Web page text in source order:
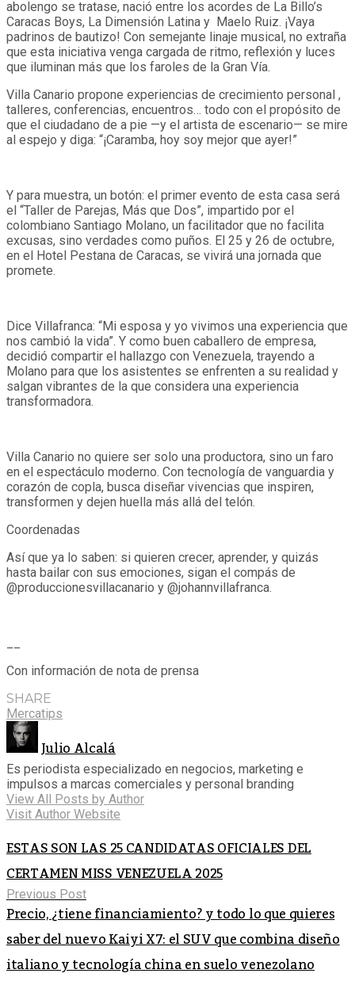
abolengo se tratase, nació entre los acordes de La Billo’s
Caracas Boys, La Dimensión Latina y Maelo Ruiz. ¡Vaya
padrinos de bautizo! Con semejante linaje musical, no extraña
que esta iniciativa venga cargada de ritmo, reflexión y luces
que iluminan más que los faroles de la Gran Vía.
Villa Canario propone experiencias de crecimiento personal ,
talleres, conferencias, encuentros… todo con el propósito de
que el ciudadano de a pie —y el artista de escenario— se mire
al espejo y diga: “¡Caramba, hoy soy mejor que ayer!”
Y para muestra, un botón: el primer evento de esta casa será
el “Taller de Parejas, Más que Dos”, impartido por el
colombiano Santiago Molano, un facilitador que no facilita
excusas, sino verdades como puños. El 25 y 26 de octubre,
en el Hotel Pestana de Caracas, se vivirá una jornada que
promete.
Dice Villafranca: “Mi esposa y yo vivimos una experiencia que
nos cambió la vida”. Y como buen caballero de empresa,
decidió compartir el hallazgo con Venezuela, trayendo a
Molano para que los asistentes se enfrenten a su realidad y
salgan vibrantes de la que considera una experiencia
transformadora.
Villa Canario no quiere ser solo una productora, sino un faro
en el espectáculo moderno. Con tecnología de vanguardia y
corazón de copla, busca diseñar vivencias que inspiren,
transformen y dejen huella más allá del telón.
Coordenadas
Así que ya lo saben: si quieren crecer, aprender, y quizás
hasta bailar con sus emociones, sigan el compás de
@produccionesvillacanario y @johannvillafranca.
Con información de nota de prensa
SHARE
Mercatips
Julio Alcalá
Es periodista especializado en negocios, marketing e
impulsos a marcas comerciales y personal branding
View All Posts by Author
Visit Author Website
ESTAS SON LAS 25 CANDIDATAS OFICIALES DEL
CERTAMEN MISS VENEZUELA 2025
Previous Post
Precio, ¿tiene financiamiento? y todo lo que quieres
saber del nuevo Kaiyi X7: el SUV que combina diseño
italiano y tecnología china en suelo venezolano